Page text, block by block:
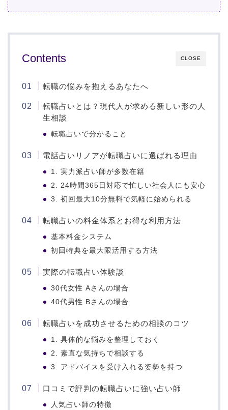
CLOSE
Contents
転職の悩みを抱えるあなたへ
転職占いとは？現代人が求める新しい形の人
生相談
転職占いで分かること
電話占いリノアが転職占いに選ばれる理由
1. 実力派占い師が多数在籍
2. 24時間365日対応で忙しい社会人にも安心
3. 初回最大10分無料で気軽に始められる
転職占いの料金体系とお得な利用方法
基本料金システム
初回特典を最大限活用する方法
実際の転職占い体験談
30代女性 Aさんの場合
40代男性 Bさんの場合
転職占いを成功させるための相談のコツ
1. 具体的な悩みを整理しておく
2. 素直な気持ちで相談する
3. アドバイスを受け入れる姿勢を持つ
口コミで評判の転職占いに強い占い師
人気占い師の特徴